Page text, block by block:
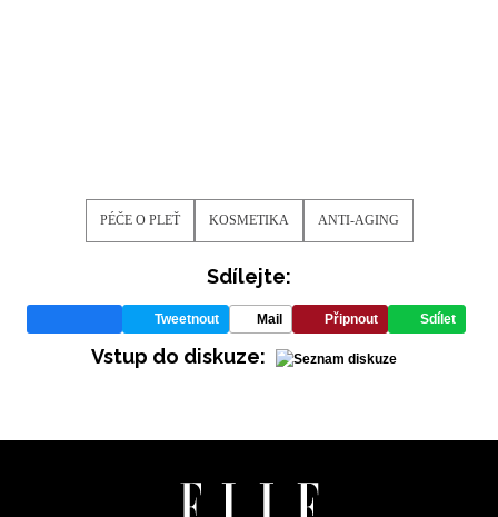
PÉČE O PLEŤ KOSMETIKA ANTI-AGING
Sdílejte:
Tweetnout Mail Připnout Sdílet
Vstup do diskuze: